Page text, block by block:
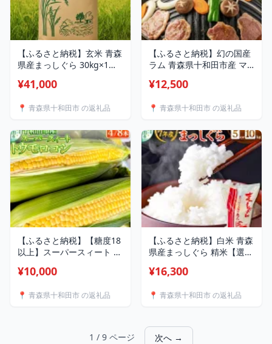
【ふるさと納税】玄米 青森
県産まっしぐら 30kg×1袋
ロ]
¥41,000
📍 青森県十和田市 の返礼品
【ふるさと納税】幻の国産
ラム 青森県十和田市産 マ
間5頭限定】[仔羊 手切り
¥12,500
📍 青森県十和田市 の返礼品
【ふるさと納税】【糖度18
以上】スーパースィート 十
イズ（1本400gクラス）
本】朝採れ [とうもろこし
¥10,000
📍 青森県十和田市 の返礼品
【ふるさと納税】白米 青森
県産まっしぐら 精米【選べ
和7年産 [ごはん 米 5kg袋
¥16,300
📍 青森県十和田市 の返礼品
1 / 9 ページ 次へ →